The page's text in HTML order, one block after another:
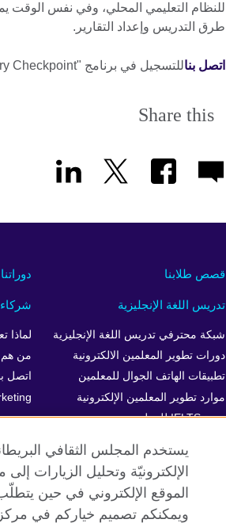
للنظام التعليمي المحلي، وفي نفس الوقت
طرق التدريس وإعداد التقارير.
اتصل بناللتسجيل في برنامج "Lower Secondary Checkpoint".
Share this
دوراتنا قصص طلابنا
لماذا
من هم
اتصل
تدريس اللغة الإنجليزية
شبكة محترفي تدريس اللغة الإنجليزية
دورات تطوير المعلمين الالكترونية
تطبيقات الهاتف الجوال للمعلمين
موارد تطوير المعلمين الإلكترونية
دورة IELTS للمعلمين
موقع المجلس الثقافي البريطاني العالمي
يستخدم المجلس الثقافي
الإلكترونيّة وتحليل الزيارات
الموقع الإلكتروني في حين
ويمكنكم تصميم خياركم في مركز